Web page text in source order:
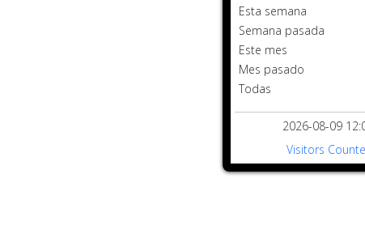
Esta semana
Semana pasada
Este mes
Mes pasado
Todas
2026-08-09
Visitors